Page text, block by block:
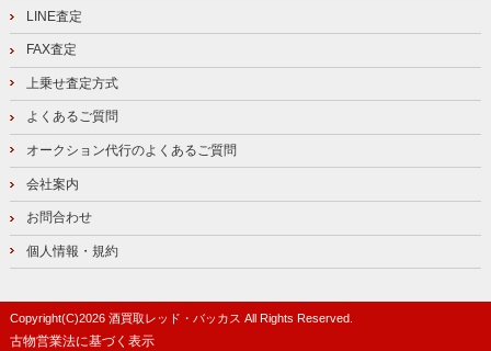
LINE査定
FAX査定
上乗せ査定方式
よくあるご質問
オークション代行のよくあるご質問
会社案内
お問合わせ
個人情報・規約
Copyright(C)2026 酒買取レッド・バッカス All Rights Reserved.
古物営業法に基づく表示